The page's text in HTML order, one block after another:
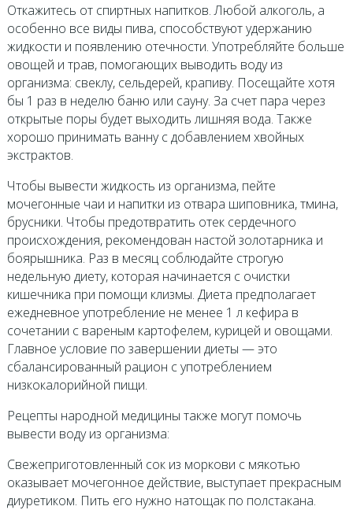
Откажитесь от спиртных напитков. Любой алкоголь, а
особенно все виды пива, способствуют удержанию
жидкости и появлению отечности. Употребляйте больше
овощей и трав, помогающих выводить воду из
организма: свеклу, сельдерей, крапиву. Посещайте хотя
бы 1 раз в неделю баню или сауну. За счет пара через
открытые поры будет выходить лишняя вода. Также
хорошо принимать ванну с добавлением хвойных
экстрактов.
Чтобы вывести жидкость из организма, пейте
мочегонные чаи и напитки из отвара шиповника, тмина,
брусники. Чтобы предотвратить отек сердечного
происхождения, рекомендован настой золотарника и
боярышника. Раз в месяц соблюдайте строгую
недельную диету, которая начинается с очистки
кишечника при помощи клизмы. Диета предполагает
ежедневное употребление не менее 1 л кефира в
сочетании с вареным картофелем, курицей и овощами.
Главное условие по завершении диеты — это
сбалансированный рацион с употреблением
низкокалорийной пищи.
Рецепты народной медицины также могут помочь
вывести воду из организма:
Свежеприготовленный сок из моркови с мякотью
оказывает мочегонное действие, выступает прекрасным
диуретиком. Пить его нужно натощак по полстакана.